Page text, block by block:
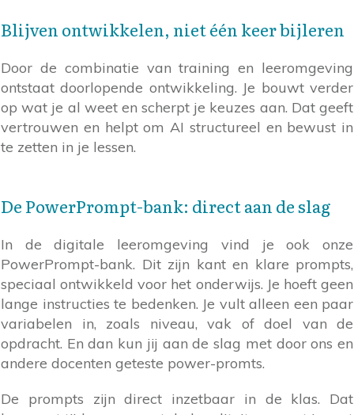
Blijven ontwikkelen, niet één keer bijleren
Door de combinatie van training en leeromgeving
ontstaat doorlopende ontwikkeling. Je bouwt verder
op wat je al weet en scherpt je keuzes aan. Dat geeft
vertrouwen en helpt om AI structureel en bewust in
te zetten in je lessen.
De PowerPrompt-bank: direct aan de slag
In de digitale leeromgeving vind je ook onze
PowerPrompt-bank. Dit zijn kant en klare prompts,
speciaal ontwikkeld voor het onderwijs. Je hoeft geen
lange instructies te bedenken. Je vult alleen een paar
variabelen in, zoals niveau, vak of doel van de
opdracht. En dan kun jij aan de slag met door ons en
andere docenten geteste power-promts.
De prompts zijn direct inzetbaar in de klas. Dat